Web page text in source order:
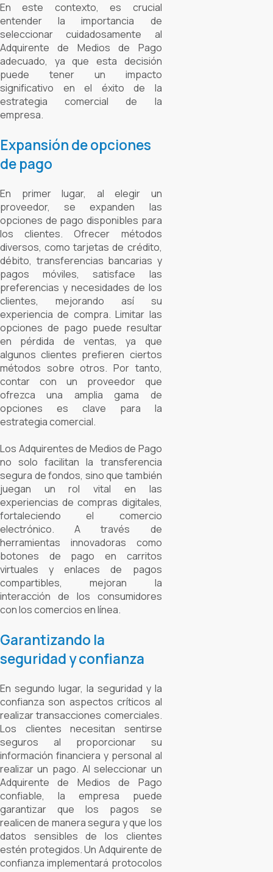
En este contexto, es crucial
entender la importancia de
seleccionar cuidadosamente al
Adquirente de Medios de Pago
adecuado, ya que esta decisión
puede tener un impacto
significativo en el éxito de la
estrategia comercial de la
empresa.
Expansión de opciones
de pago
En primer lugar, al elegir un
proveedor, se expanden las
opciones de pago disponibles para
los clientes. Ofrecer métodos
diversos, como tarjetas de crédito,
débito, transferencias bancarias y
pagos móviles, satisface las
preferencias y necesidades de los
clientes, mejorando así su
experiencia de compra. Limitar las
opciones de pago puede resultar
en pérdida de ventas, ya que
algunos clientes prefieren ciertos
métodos sobre otros. Por tanto,
contar con un proveedor que
ofrezca una amplia gama de
opciones es clave para la
estrategia comercial.
Los Adquirentes de Medios de Pago
no solo facilitan la transferencia
segura de fondos, sino que también
juegan un rol vital en las
experiencias de compras digitales,
fortaleciendo el comercio
electrónico. A través de
herramientas innovadoras como
botones de pago en carritos
virtuales y enlaces de pagos
compartibles, mejoran la
interacción de los consumidores
con los comercios en línea.
Garantizando la
seguridad y confianza
En segundo lugar, la seguridad y la
confianza son aspectos críticos al
realizar transacciones comerciales.
Los clientes necesitan sentirse
seguros al proporcionar su
información financiera y personal al
realizar un pago. Al seleccionar un
Adquirente de Medios de Pago
confiable, la empresa puede
garantizar que los pagos se
realicen de manera segura y que los
datos sensibles de los clientes
estén protegidos. Un Adquirente de
confianza implementará protocolos